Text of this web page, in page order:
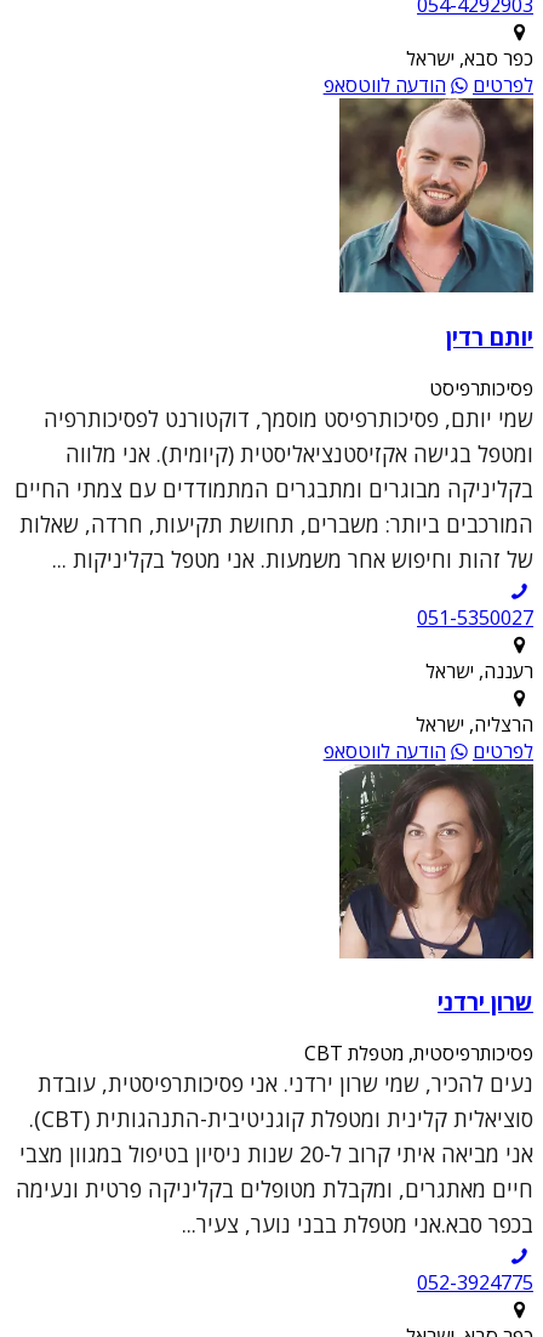
כפר סבא, ישראל
לפרטים
הודעה לווטסאפ
יותם רדין
פסיכותרפיסט
שמי יותם, פסיכותרפיסט מוסמך, דוקטורנט לפסיכותרפיה
ומטפל בגישה אקזיסטנציאליסטית (קיומית). אני מלווה
בקליניקה מבוגרים ומתבגרים המתמודדים עם צמתי החיים
המורכבים ביותר: משברים, תחושת תקיעות, חרדה, שאלות
של זהות וחיפוש אחר משמעות. אני מטפל בקליניקות ...
051-5350027
רעננה, ישראל
הרצליה, ישראל
לפרטים
הודעה לווטסאפ
שרון ירדני
פסיכותרפיסטית, מטפלת CBT
נעים להכיר, שמי שרון ירדני. אני פסיכותרפיסטית, עובדת
סוציאלית קלינית ומטפלת קוגניטיבית-התנהגותית (CBT).
אני מביאה איתי קרוב ל-20 שנות ניסיון בטיפול במגוון מצבי
חיים מאתגרים, ומקבלת מטופלים בקליניקה פרטית ונעימה
בכפר סבא.אני מטפלת בבני נוער, צעיר...
052-3924775